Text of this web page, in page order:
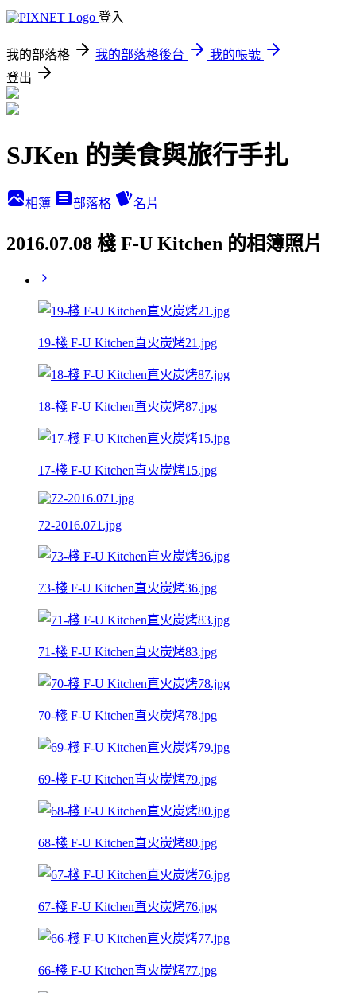
登入
我的部落格 我的部落格後台
我的帳號
登出
SJKen 的美食與旅行手扎
相簿 部落格 名片
2016.07.08 棧 F-U Kitchen 的相簿照片
19-棧 F-U Kitchen直火炭烤21.jpg
18-棧 F-U Kitchen直火炭烤87.jpg
17-棧 F-U Kitchen直火炭烤15.jpg
72-2016.071.jpg
73-棧 F-U Kitchen直火炭烤36.jpg
71-棧 F-U Kitchen直火炭烤83.jpg
70-棧 F-U Kitchen直火炭烤78.jpg
69-棧 F-U Kitchen直火炭烤79.jpg
68-棧 F-U Kitchen直火炭烤80.jpg
67-棧 F-U Kitchen直火炭烤76.jpg
66-棧 F-U Kitchen直火炭烤77.jpg